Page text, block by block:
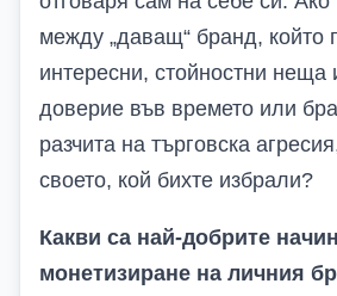
между „даващ“ бранд, който
интересни, стойностни неща
доверие във времето или
разчита на търговска
своето, кой бихте избрали?
Какви са най-добрите
монетизиране на личния